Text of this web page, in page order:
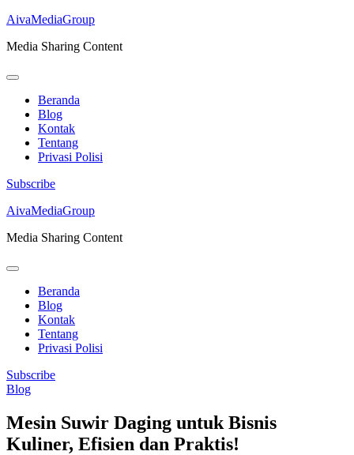
AivaMediaGroup
Media Sharing Content
Beranda
Blog
Kontak
Tentang
Privasi Polisi
Subscribe
Lompat
konten
Enter)
AivaMediaGroup
Media Sharing Content
Beranda
Blog
Kontak
Tentang
Privasi Polisi
Subscribe
Blog
Mesin Suwir Daging untuk Bisnis
Kuliner, Efisien dan Praktis!